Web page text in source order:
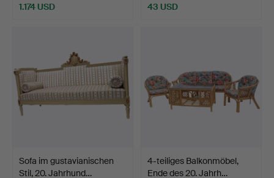
1.174 USD 43 USD
Sofa im gustavianischen
Stil, 20. Jahrhund…
4-teiliges Balkonmöbel,
Ende des 20. Jahrh…